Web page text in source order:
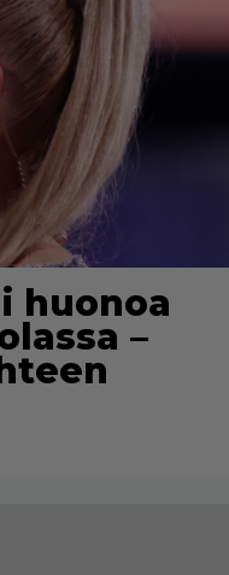
huonoa
–